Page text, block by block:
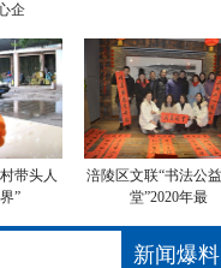
企
带头人
”
涪陵区文联“书法公
堂”2020年最
新闻爆